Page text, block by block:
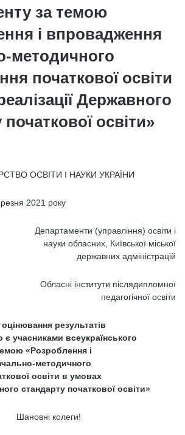
за темою
і впровадження
методичного
початкової освіти
Державного
освіти»
ОСВІТИ І НАУКИ УКРАЇНИ
2021 року
Департаменти (управління) освіти і
науки обласних, Київської міської
державних адміністрацій
Обласні інститути післядипломної
педагогічної освіти
результатів
є учасниками всеукраїнського
«Розроблення і
методичного
освіти в умовах
стандарту початкової освіти»
Шановні колеги!